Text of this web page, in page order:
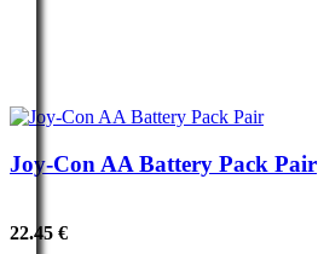
Joy-Con AA Battery Pack Pair
22.45 €